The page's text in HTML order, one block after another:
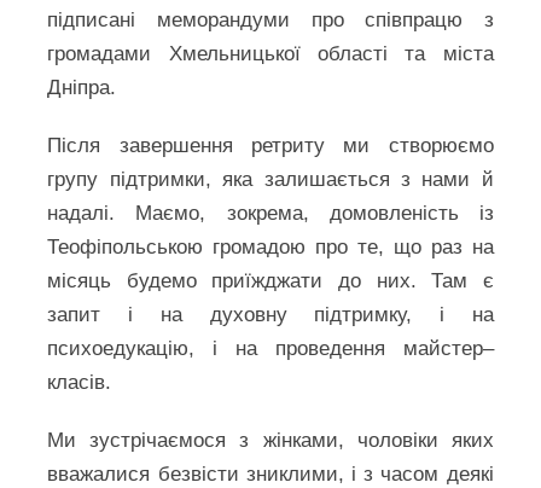
підписані меморандуми про співпрацю з
громадами Хмельницької області та міста
Дніпра.
Після завершення ретриту ми створюємо
групу підтримки, яка залишається з нами й
надалі. Маємо, зокрема, домовленість із
Теофіпольською громадою про те, що раз на
місяць будемо приїжджати до них. Там є
запит і на духовну підтримку, і на
психоедукацію, і на проведення майстер–
класів.
Ми зустрічаємося з жінками, чоловіки яких
вважалися безвісти зниклими, і з часом деякі